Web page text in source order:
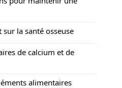
la santé osseuse
de calcium et de
alimentaires